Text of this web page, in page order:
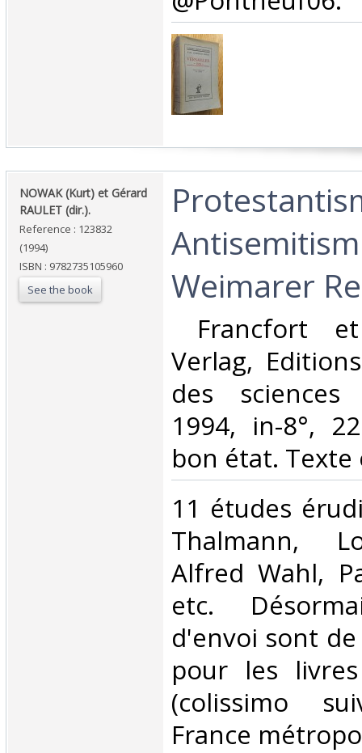
‎NOWAK (Kurt) et Gérard
RAULET (dir.).‎
Reference : 123832
(1994)
ISBN : 9782735105960
See the book
Weimarer
Francfort
Verlag,
des
1994, in-8°,
bon état.
‎11 études
Thalmann,
Alfred Wahl,
etc.
d'envoi sont
pour les
(colissimo
France